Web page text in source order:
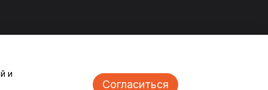
и
Согласиться